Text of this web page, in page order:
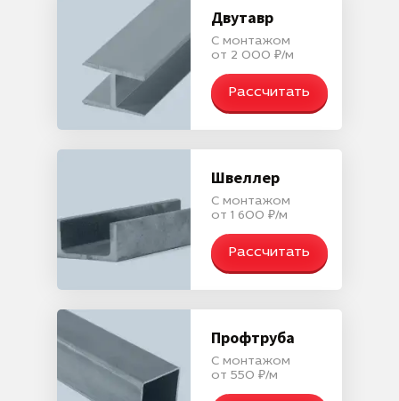
Двутавр
С монтажом
от 2 000 ₽/м
Рассчитать
Швеллер
С монтажом
от 1 600 ₽/м
Рассчитать
Профтруба
С монтажом
от 550 ₽/м